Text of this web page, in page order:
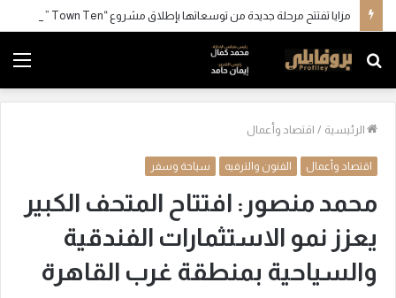
بحث
عن
الرئيسية / اقتصاد وأعمال
اقتصاد وأعمال الفنون والترفيه سياحة وسفر
محمد منصور: افتتاح المتحف الكبير
يعزز نمو الاستثمارات الفندقية
والسياحية بمنطقة غرب القاهرة